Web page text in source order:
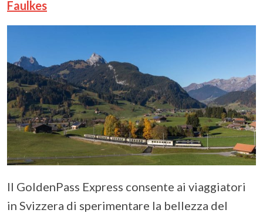
Faulkes
Il GoldenPass Express consente ai viaggiatori
in Svizzera di sperimentare la bellezza del